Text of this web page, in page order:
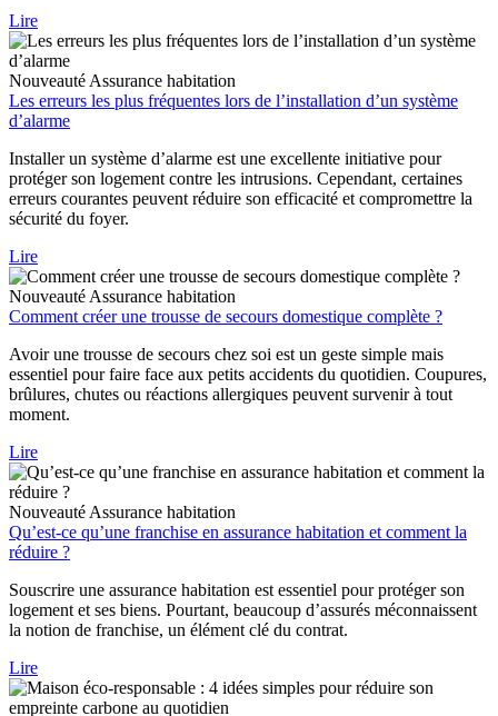
Lire
Nouveauté Assurance habitation
Les erreurs les plus fréquentes lors de l’installation d’un système
d’alarme
Installer un système d’alarme est une excellente initiative pour
protéger son logement contre les intrusions. Cependant, certaines
erreurs courantes peuvent réduire son efficacité et compromettre la
sécurité du foyer.
Lire
Nouveauté Assurance habitation
Comment créer une trousse de secours domestique complète ?
Avoir une trousse de secours chez soi est un geste simple mais
essentiel pour faire face aux petits accidents du quotidien. Coupures,
brûlures, chutes ou réactions allergiques peuvent survenir à tout
moment.
Lire
Nouveauté Assurance habitation
Qu’est-ce qu’une franchise en assurance habitation et comment la
réduire ?
Souscrire une assurance habitation est essentiel pour protéger son
logement et ses biens. Pourtant, beaucoup d’assurés méconnaissent
la notion de franchise, un élément clé du contrat.
Lire